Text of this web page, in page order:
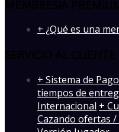
+ ¿Qué es una
+ Sistema de
tiempos de
Internacional +
Cazando ofertas /